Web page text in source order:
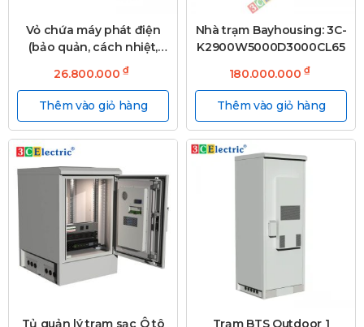
Vỏ chứa máy phát điện
(bảo quản, cách nhiệt,
chống xâm nhập)
26.800.000₫
Thêm vào giỏ hàng
Nhà trạm Bayhousing: 3C-
K2900W5000D3000CL65
180.000.000 ₫
Thêm vào giỏ hàng
Tủ quản lý trạm sạc Ô tô
Trạm BTS Outdoor 1